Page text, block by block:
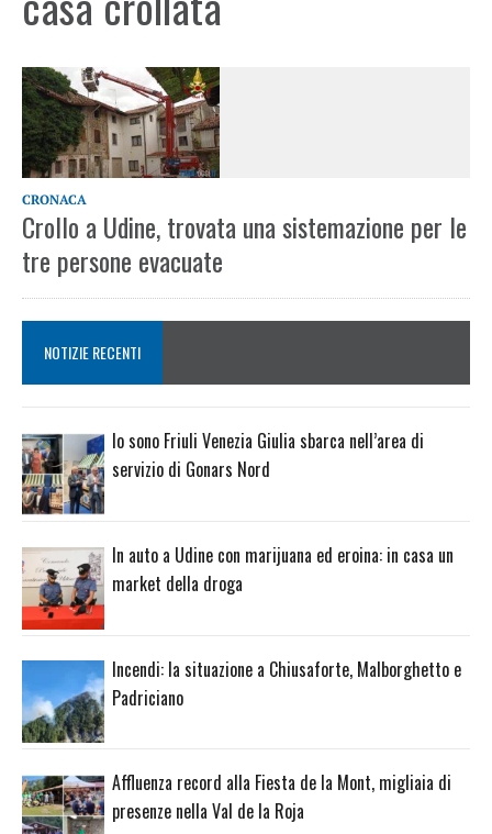
CRONACA
Crollo a Udine, trovata una sistemazione per le
tre persone evacuate
NOTIZIE RECENTI
Io sono Friuli Venezia Giulia sbarca nell’area di
servizio di Gonars Nord
In auto a Udine con marijuana ed eroina: in casa un
market della droga
Incendi: la situazione a Chiusaforte, Malborghetto e
Padriciano
Affluenza record alla Fiesta de la Mont, migliaia di
presenze nella Val de la Roja